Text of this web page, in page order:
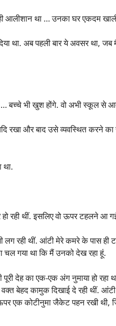
आलीशान था … उनका घर एकदम
था. अब पहली बार ये अवसर था, जब
बच्चे भी खुश होंगे. वो अभी स्कूल से
रखा और बाद उसे व्यवस्थित करने
था.
रही थीं. इसलिए वो ऊपर टहलने आ
रही थीं. आंटी मेरे कमरे के पास ही
चल गया था कि मैं उनको देख रहा हूं.
देह का एक-एक अंग नुमाया हो रहा
बेहद कामुक दिखाई दे रही थीं.
एक कोटीनुमा जैकेट पहन रखी थी,